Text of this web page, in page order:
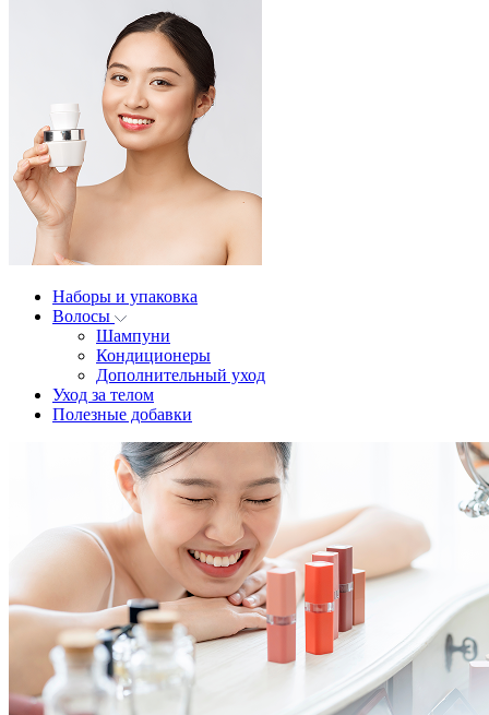
Наборы и упаковка
Волосы
Шампуни
Кондиционеры
Дополнительный уход
Уход за телом
Полезные добавки